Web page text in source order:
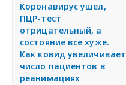
Коронавирус ушел,
ПЦР-тест
отрицательный, а
состояние все хуже.
Как ковид увеличивает
число пациентов в
реанимациях